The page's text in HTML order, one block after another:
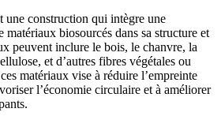
une construction qui intègre une
biosourcés dans sa structure et
peuvent inclure le bois, le chanvre, la
et d’autres fibres végétales ou
matériaux vise à réduire l’empreinte
l’économie circulaire et à améliorer